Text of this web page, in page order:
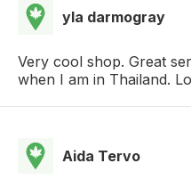
yla darmogray
Very cool shop. Great
when I am in Thailand.
Aida Tervo